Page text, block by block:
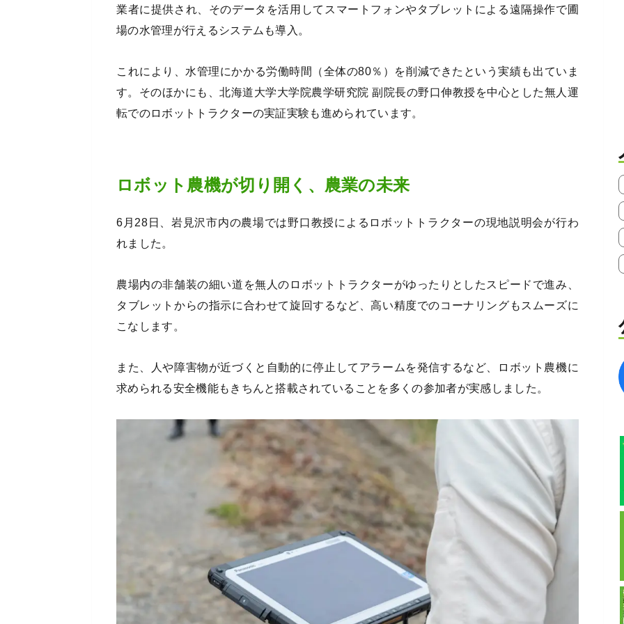
業者に提供され、そのデータを活用してスマートフォンやタブレットによる遠隔操作で圃
場の水管理が行えるシステムも導入。
これにより、水管理にかかる労働時間（全体の80％）を削減できたという実績も出ていま
す。そのほかにも、北海道大学大学院農学研究院 副院長の野口伸教授を中心とした無人運
転でのロボットトラクターの実証実験も進められています。
ロボット農機が切り開く、農業の未来
6月28日、岩見沢市内の農場では野口教授によるロボットトラクターの現地説明会が行わ
れました。
農場内の非舗装の細い道を無人のロボットトラクターがゆったりとしたスピードで進み、
タブレットからの指示に合わせて旋回するなど、高い精度でのコーナリングもスムーズに
こなします。
また、人や障害物が近づくと自動的に停止してアラームを発信するなど、ロボット農機に
求められる安全機能もきちんと搭載されていることを多くの参加者が実感しました。